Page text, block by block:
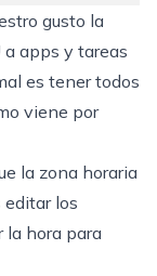
gusto la
a apps y tareas
es tener todos
viene por
la zona horaria
editar los
la hora para